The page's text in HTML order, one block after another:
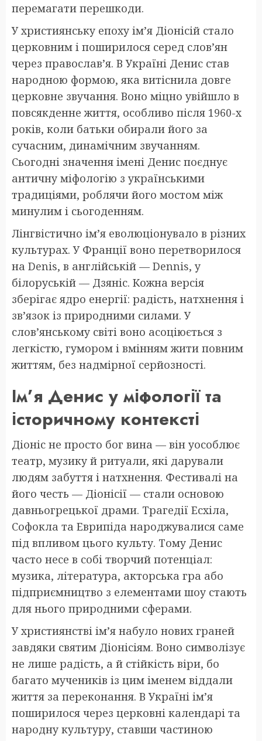
перемагати перешкоди.
У християнську епоху ім’я Діонісій стало
церковним і поширилося серед слов’ян
через православ’я. В Україні Денис став
народною формою, яка витіснила довге
церковне звучання. Воно міцно увійшло в
повсякденне життя, особливо після 1960-х
років, коли батьки обирали його за
сучасним, динамічним звучанням.
Сьогодні значення імені Денис поєднує
античну міфологію з українськими
традиціями, роблячи його мостом між
минулим і сьогоденням.
Лінгвістично ім’я еволюціонувало в різних
культурах. У Франції воно перетворилося
на Denis, в англійській — Dennis, у
білоруській — Дзяніс. Кожна версія
зберігає ядро енергії: радість, натхнення і
зв’язок із природними силами. У
слов’янському світі воно асоціюється з
легкістю, гумором і вмінням жити повним
життям, без надмірної серйозності.
Ім’я Денис у міфології та
історичному контексті
Діоніс не просто бог вина — він уособлює
театр, музику й ритуали, які дарували
людям забуття і натхнення. Фестивалі на
його честь — Діонісії — стали основою
давньогрецької драми. Трагедії Есхіла,
Софокла та Еврипіда народжувалися саме
під впливом цього культу. Тому Денис
часто несе в собі творчий потенціал:
музика, література, акторська гра або
підприємництво з елементами шоу стають
для нього природними сферами.
У християнстві ім’я набуло нових граней
завдяки святим Діонісіям. Воно символізує
не лише радість, а й стійкість віри, бо
багато мучеників із цим іменем віддали
життя за переконання. В Україні ім’я
поширилося через церковні календарі та
народну культуру, ставши частиною